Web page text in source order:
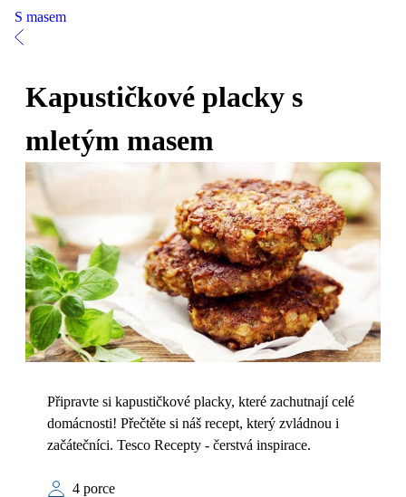
S masem
Kapustičkové placky s
mletým masem
Připravte si kapustičkové placky, které zachutnají celé
domácnosti! Přečtěte si náš recept, který zvládnou i
začátečníci. Tesco Recepty - čerstvá inspirace.
4 porce